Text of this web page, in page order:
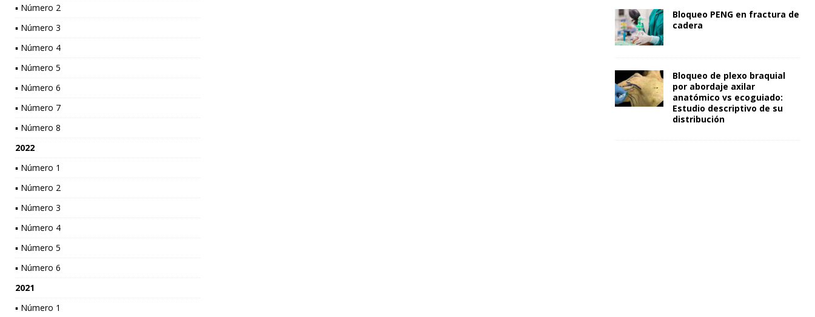
▪ Número 2
▪ Número 3
▪ Número 4
▪ Número 5
▪ Número 6
▪ Número 7
▪ Número 8
2022
▪ Número 1
▪ Número 2
▪ Número 3
▪ Número 4
▪ Número 5
▪ Número 6
2021
▪ Número 1
Bloqueo PENG en fractura de
cadera
Bloqueo de plexo braquial
por abordaje axilar
anatómico vs ecoguiado:
Estudio descriptivo de su
distribución